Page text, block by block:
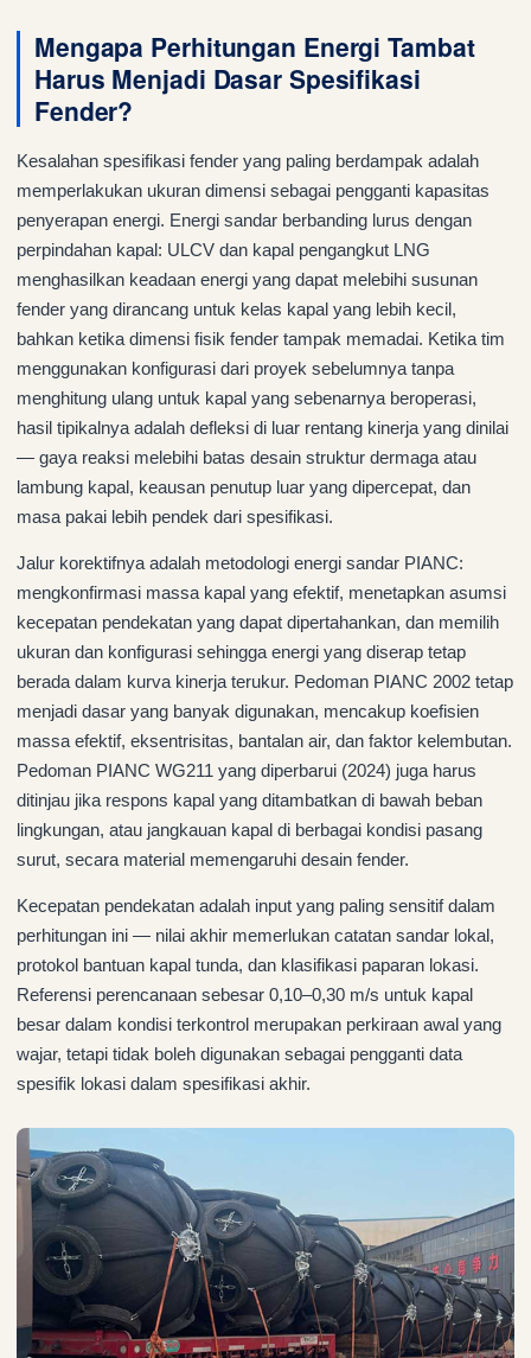
Mengapa Perhitungan Energi Tambat
Harus Menjadi Dasar Spesifikasi
Fender?
Kesalahan spesifikasi fender yang paling berdampak adalah
memperlakukan ukuran dimensi sebagai pengganti kapasitas
penyerapan energi. Energi sandar berbanding lurus dengan
perpindahan kapal: ULCV dan kapal pengangkut LNG
menghasilkan keadaan energi yang dapat melebihi susunan
fender yang dirancang untuk kelas kapal yang lebih kecil,
bahkan ketika dimensi fisik fender tampak memadai. Ketika tim
menggunakan konfigurasi dari proyek sebelumnya tanpa
menghitung ulang untuk kapal yang sebenarnya beroperasi,
hasil tipikalnya adalah defleksi di luar rentang kinerja yang dinilai
— gaya reaksi melebihi batas desain struktur dermaga atau
lambung kapal, keausan penutup luar yang dipercepat, dan
masa pakai lebih pendek dari spesifikasi.
Jalur korektifnya adalah metodologi energi sandar PIANC:
mengkonfirmasi massa kapal yang efektif, menetapkan asumsi
kecepatan pendekatan yang dapat dipertahankan, dan memilih
ukuran dan konfigurasi sehingga energi yang diserap tetap
berada dalam kurva kinerja terukur. Pedoman PIANC 2002 tetap
menjadi dasar yang banyak digunakan, mencakup koefisien
massa efektif, eksentrisitas, bantalan air, dan faktor kelembutan.
Pedoman PIANC WG211 yang diperbarui (2024) juga harus
ditinjau jika respons kapal yang ditambatkan di bawah beban
lingkungan, atau jangkauan kapal di berbagai kondisi pasang
surut, secara material memengaruhi desain fender.
Kecepatan pendekatan adalah input yang paling sensitif dalam
perhitungan ini — nilai akhir memerlukan catatan sandar lokal,
protokol bantuan kapal tunda, dan klasifikasi paparan lokasi.
Referensi perencanaan sebesar 0,10–0,30 m/s untuk kapal
besar dalam kondisi terkontrol merupakan perkiraan awal yang
wajar, tetapi tidak boleh digunakan sebagai pengganti data
spesifik lokasi dalam spesifikasi akhir.